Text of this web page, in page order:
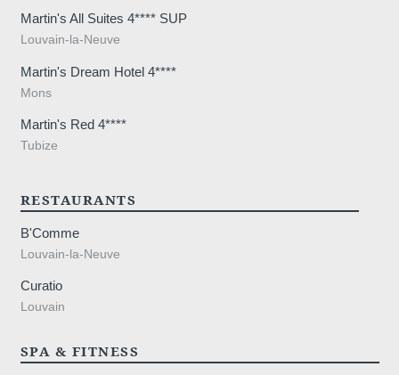
Martin's All Suites 4**** SUP
Louvain-la-Neuve
Martin's Dream Hotel 4****
Mons
Martin's Red 4****
Tubize
RESTAURANTS
B'Comme
Louvain-la-Neuve
Curatio
Louvain
SPA & FITNESS